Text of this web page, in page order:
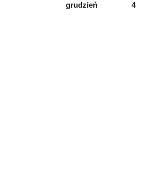
grudzień 4